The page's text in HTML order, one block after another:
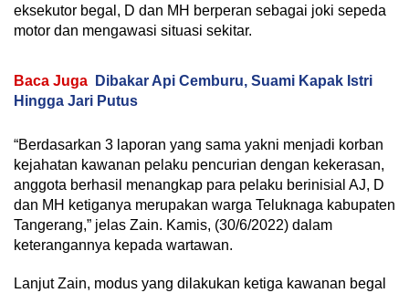
eksekutor begal, D dan MH berperan sebagai joki sepeda
motor dan mengawasi situasi sekitar.
Baca Juga
Dibakar Api Cemburu, Suami Kapak Istri
Hingga Jari Putus
“Berdasarkan 3 laporan yang sama yakni menjadi korban
kejahatan kawanan pelaku pencurian dengan kekerasan,
anggota berhasil menangkap para pelaku berinisial AJ, D
dan MH ketiganya merupakan warga Teluknaga kabupaten
Tangerang,” jelas Zain. Kamis, (30/6/2022) dalam
keterangannya kepada wartawan.
Lanjut Zain, modus yang dilakukan ketiga kawanan begal